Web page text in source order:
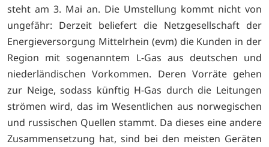
steht am 3. Mai an. Die Umstellung kommt nicht von
ungefähr: Derzeit beliefert die Netzgesellschaft der
Energieversorgung Mittelrhein (evm) die Kunden in der
Region mit sogenanntem L-Gas aus deutschen und
niederländischen Vorkommen. Deren Vorräte gehen
zur Neige, sodass künftig H-Gas durch die Leitungen
strömen wird, das im Wesentlichen aus norwegischen
und russischen Quellen stammt. Da dieses eine andere
Zusammensetzung hat, sind bei den meisten Geräten